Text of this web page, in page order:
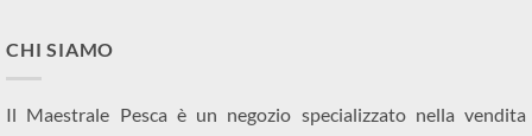
CHI SIAMO
Il Maestrale Pesca è un negozio specializzato nella vendita